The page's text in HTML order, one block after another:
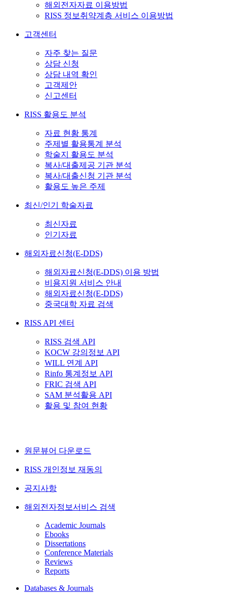
해외전자자료 이용방법
RISS 정보취약계층 서비스 이용방법
고객센터
자주 찾는 질문
상담 신청
상담 내역 확인
고객제안
신고센터
RISS 활용도 분석
자료 현황 통계
주제별 활용통계 분석
학술지 활용도 분석
복사/대출제공 기관 분석
복사/대출신청 기관 분석
활용도 높은 주제
최신/인기 학술자료
최신자료
인기자료
해외자료신청(E-DDS)
해외자료신청(E-DDS) 이용 방법
비용지원 서비스 안내
해외자료신청(E-DDS)
중국대학 자료 검색
RISS API 센터
RISS 검색 API
KOCW 강의정보 API
WILL 연계 API
Rinfo 통계정보 API
FRIC 검색 API
SAM 분석활용 API
활용 및 참여 현황
원문뷰어 다운로드
RISS 개인정보 재동의
공지사항
해외전자정보서비스 검색
Academic Journals
Ebooks
Dissertations
Conference Materials
Reviews
Reports
Databases & Journals